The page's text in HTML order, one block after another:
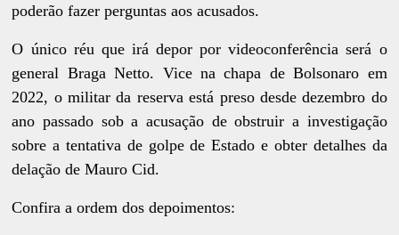
poderão fazer perguntas aos acusados.
O único réu que irá depor por videoconferência será o
general Braga Netto. Vice na chapa de Bolsonaro em
2022, o militar da reserva está preso desde dezembro do
ano passado sob a acusação de obstruir a investigação
sobre a tentativa de golpe de Estado e obter detalhes da
delação de Mauro Cid.
Confira a ordem dos depoimentos: